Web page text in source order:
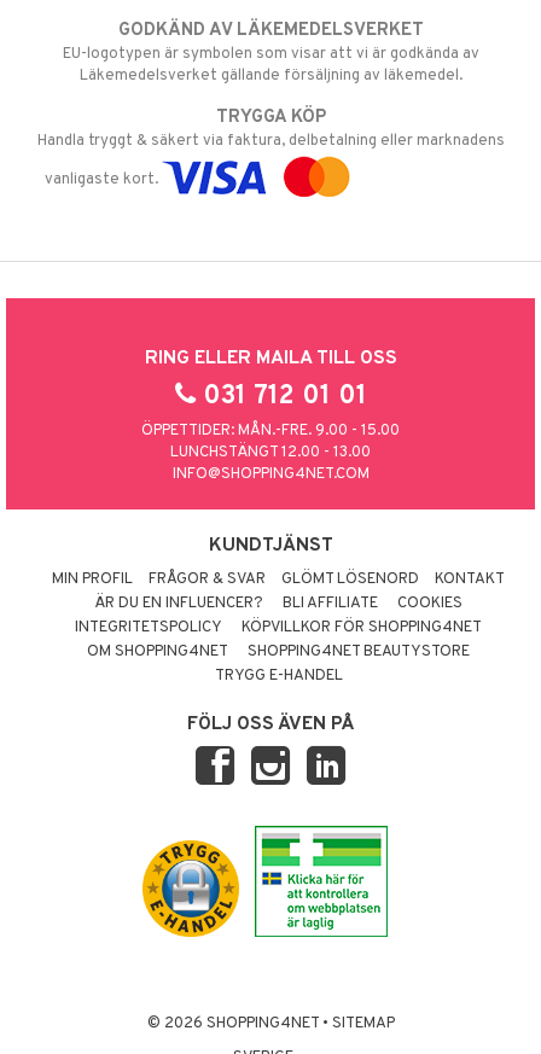
GODKÄND AV LÄKEMEDELSVERKET
EU-logotypen är symbolen som visar att vi är godkända av
Läkemedelsverket gällande försäljning av läkemedel.
TRYGGA KÖP
Handla tryggt & säkert via faktura, delbetalning eller marknadens
vanligaste kort.
RING ELLER MAILA TILL OSS
031 712 01 01
ÖPPETTIDER: MÅN.-FRE. 9.00 - 15.00
LUNCHSTÄNGT 12.00 - 13.00
INFO@SHOPPING4NET.COM
KUNDTJÄNST
MIN PROFIL FRÅGOR & SVAR GLÖMT LÖSENORD
KONTAKT
ÄR DU EN INFLUENCER?
BLI AFFILIATE
COOKIES
INTEGRITETSPOLICY
KÖPVILLKOR FÖR SHOPPING4NET
OM SHOPPING4NET
SHOPPING4NET BEAUTYSTORE
TRYGG E-HANDEL
FÖLJ OSS ÄVEN PÅ
© 2026 SHOPPING4NET • SITEMAP